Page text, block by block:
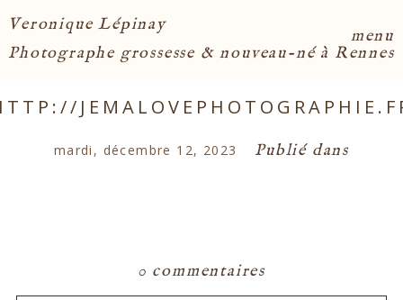
menu
Veronique Lépinay
Photographe grossesse & nouveau-né à Rennes
mardi, décembre 12, 2023 Publié dans
0 commentaires